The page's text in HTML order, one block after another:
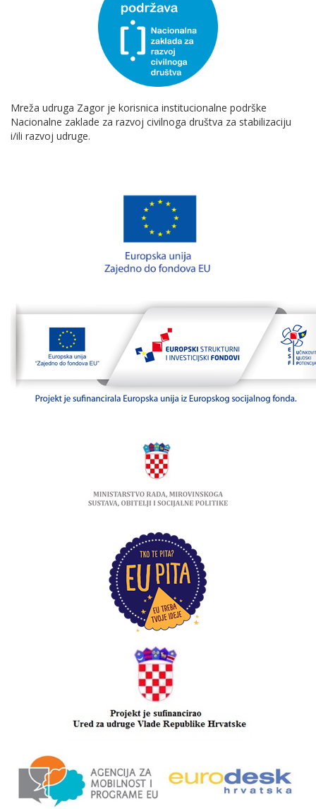
Mreža udruga Zagor je korisnica institucionalne podrške
Nacionalne zaklade za razvoj civilnoga društva za stabilizaciju
i/ili razvoj udruge.